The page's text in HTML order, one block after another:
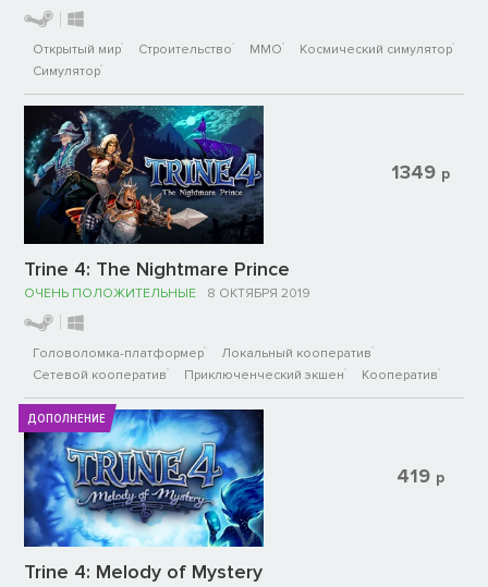
Открытый мир Строительство ММО
Космический симулятор
Симулятор
Trine 4: The Nightmare Prince
ОЧЕНЬ ПОЛОЖИТЕЛЬНЫЕ 8 ОКТЯБРЯ 2019
Головоломка-платформер
Локальный кооператив
Сетевой кооператив
Приключенческий экшен Кооператив
1349 р
ДОПОЛНЕНИЕ
Trine 4: Melody of Mystery
419 р